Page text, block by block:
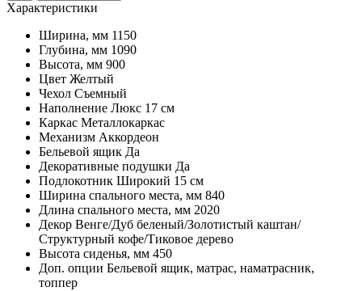
Характеристики
Ширина, мм 1150
Глубина, мм 1090
Высота, мм 900
Цвет Желтый
Чехол Съемный
Наполнение Люкс 17 см
Каркас Металлокаркас
Механизм Аккордеон
Бельевой ящик Да
Декоративные подушки Да
Подлокотник Широкий 15 см
Ширина спального места, мм 840
Длина спального места, мм 2020
Декор Венге/Дуб беленый/Золотистый каштан/
Структурный кофе/Тиковое дерево
Высота сиденья, мм 450
Доп. опции Бельевой ящик, матрас, наматрасник,
топпер